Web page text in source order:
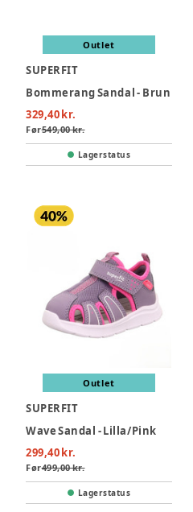
Outlet
SUPERFIT
Bommerang Sandal - Brun
329,40 kr.
Før549,00 kr.
Lagerstatus
Outlet
SUPERFIT
Wave Sandal - Lilla/Pink
299,40 kr.
Før499,00 kr.
Lagerstatus